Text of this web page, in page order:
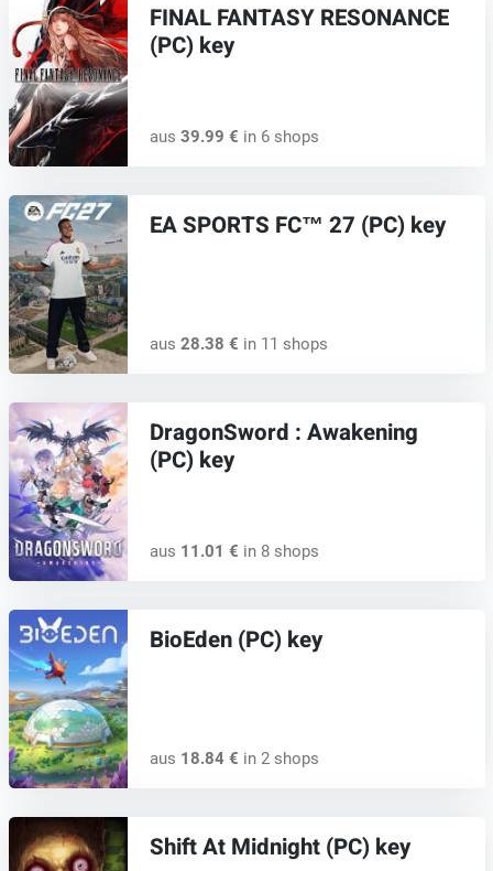
FINAL FANTASY RESONANCE
(PC) key
aus 39.99 € in 6 shops
EA SPORTS FC™ 27 (PC) key
aus 28.38 € in 11 shops
DragonSword : Awakening
(PC) key
aus 11.01 € in 8 shops
BioEden (PC) key
aus 18.84 € in 2 shops
Shift At Midnight (PC) key